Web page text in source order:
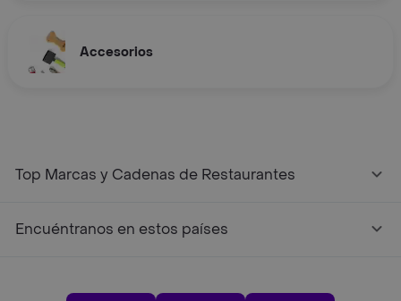
Accesorios
Top Marcas y Cadenas de Restaurantes
Encuéntranos en estos países